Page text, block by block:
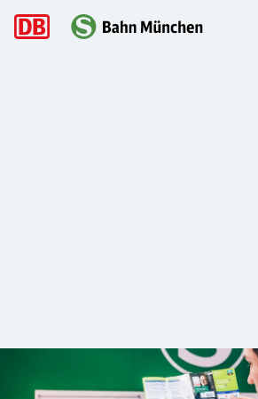
Hauptnavigation
Sie haben die Pläne in München, wir